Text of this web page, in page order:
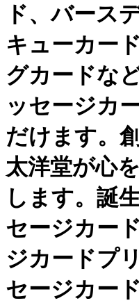
ド、バース
キューカー
グカードな
ッセージカ
だけます。
太洋堂が心
します。誕
セージカー
ジカードプ
セージカー